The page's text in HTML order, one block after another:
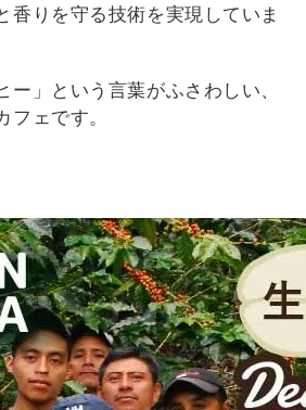
香りを守る技術を実現していま
ー」という言葉がふさわしい、
フェです。